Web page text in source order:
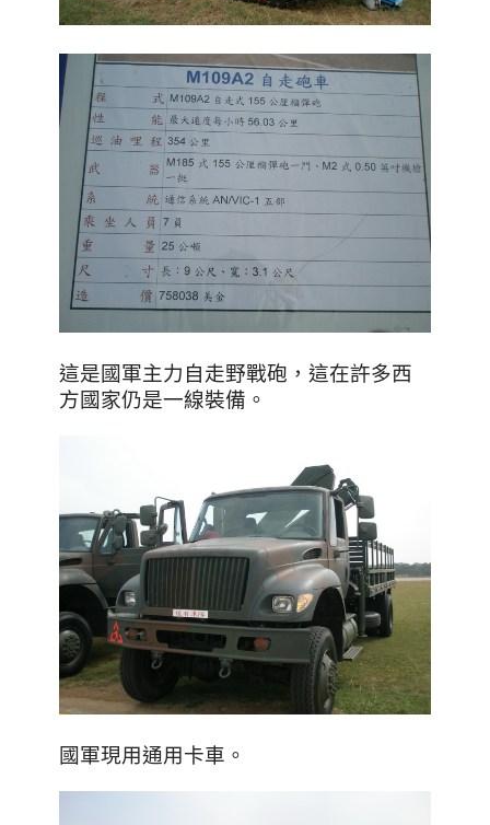
這是國軍主力自走野戰砲，這在許多西
方國家仍是一線裝備 。
國軍現用通用卡車。